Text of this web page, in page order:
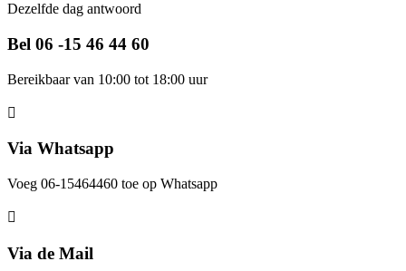
Dezelfde dag antwoord
Bel 06 -15 46 44 60
Bereikbaar van 10:00 tot 18:00 uur
Via Whatsapp
Voeg 06-15464460 toe op Whatsapp
Via de Mail